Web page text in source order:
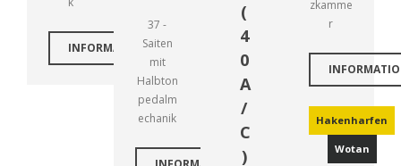
INFORMATIONEN
37 -
Saiten
mit
Halbton
pedalm
echanik
(
4
0
A
/
C
)
zkamme
r
Hakenharfen
Wotan